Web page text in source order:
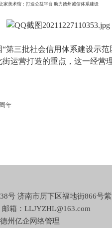
三批社会信用体系建设示范
运营打造的重点，这一经营
年
号 济南市历下区福地街866号
箱：LLJYZHL@163.com
州亿企网络管理